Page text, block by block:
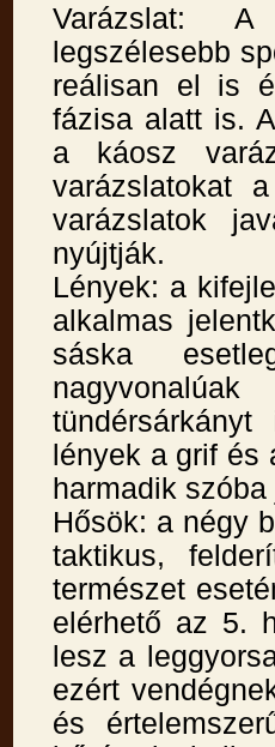
Varázslat:
legszélesebb
reálisan el is
fázisa alatt is.
a káosz
varázslatokat
varázslatok
nyújtják.
Lények: a
alkalmas
sáska
lények a grif és
harmadik szóba
Hősök: a négy
taktikus,
természet
elérhető az 5.
lesz a
ezért
és